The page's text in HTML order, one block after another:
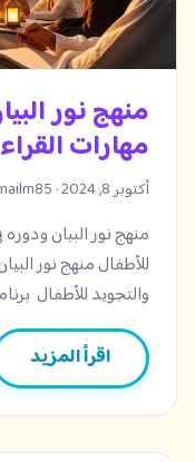
منهج نور
مهارات
أكتوبر 8, 2024 · mahmoudismailm85
منهج نور البيان
للأطفال منهج نور
والتجويد للأطفال
اقرأ المزيد